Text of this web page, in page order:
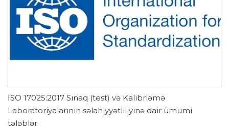
İSO 17025:2017 Sınaq (test) və Kalibrləmə
Laboratoriyalarının səlahiyyətliliyinə dair ümumi
tələblər